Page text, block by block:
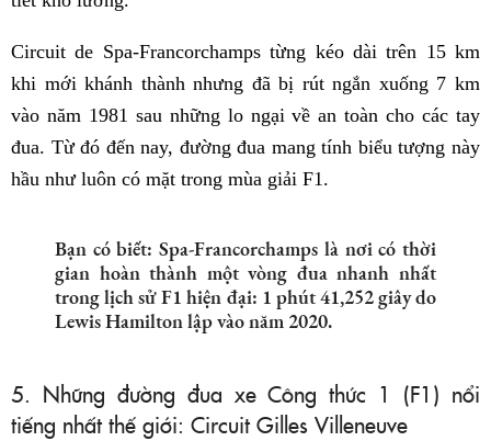
Circuit de Spa-Francorchamps từng kéo dài trên 15 km
khi mới khánh thành nhưng đã bị rút ngắn xuống 7 km
vào năm 1981 sau những lo ngại về an toàn cho các tay
đua. Từ đó đến nay, đường đua mang tính biểu tượng này
hầu như luôn có mặt trong mùa giải F1.
Bạn có biết: Spa-Francorchamps là nơi có thời
gian hoàn thành một vòng đua nhanh nhất
trong lịch sử F1 hiện đại: 1 phút 41,252 giây do
Lewis Hamilton lập vào năm 2020.
5. Những đường đua xe Công thức 1 (F1) nổi
tiếng nhất thế giới: Circuit Gilles Villeneuve